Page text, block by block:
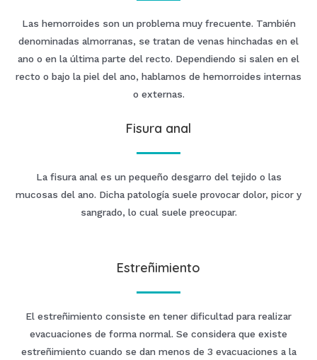
Las hemorroides son un problema muy frecuente. También
denominadas almorranas, se tratan de venas hinchadas en el
ano o en la última parte del recto. Dependiendo si salen en el
recto o bajo la piel del ano, hablamos de hemorroides internas
o externas.
Fisura anal
La fisura anal es un pequeño desgarro del tejido o las
mucosas del ano. Dicha patología suele provocar dolor, picor y
sangrado, lo cual suele preocupar.
Estreñimiento
El estreñimiento consiste en tener dificultad para realizar
evacuaciones de forma normal. Se considera que existe
estreñimiento cuando se dan menos de 3 evacuaciones a la